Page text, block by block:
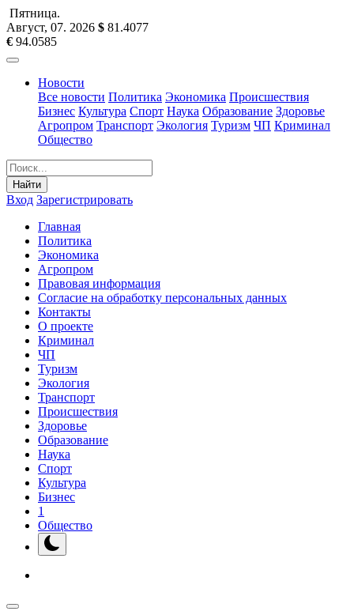
Пятница.
Август, 07. 2026 $ 81.4077
€ 94.0585
Новости
Все новости Политика Экономика Происшествия
Бизнес Культура Спорт Наука Образование Здоровье
Агропром Транспорт Экология Туризм ЧП Криминал
Общество
Найти
Вход Зарегистрировать
Главная
Политика
Экономика
Агропром
Правовая информация
Согласие на обработку персональных данных
Контакты
О проекте
Криминал
ЧП
Туризм
Экология
Транспорт
Происшествия
Здоровье
Образование
Наука
Спорт
Культура
Бизнес
1
Общество